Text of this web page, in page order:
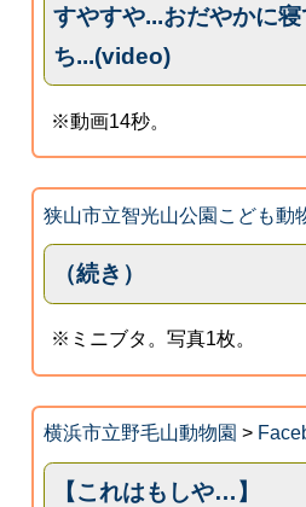
すやすや...おだやかに
ち...(video)
※動画14秒。
狭山市立智光山公園こども動
（続き）
※ミニブタ。写真1枚。
横浜市立野毛山動物園 >
【これはもしや…】